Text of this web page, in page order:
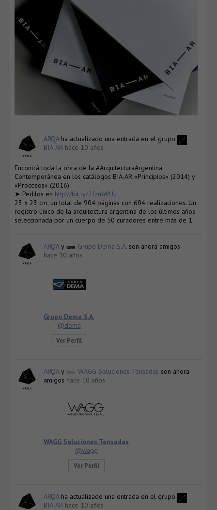
ARQAha actualizado una entrada en el grupo
BIA-AR hace 10 años
Encontrá toda la obra de la #ArquitecturaArgentina
Contemporánea en los catálogos BIA-AR «Principios» (2014) y
«Procesos» (2016)
➤ Pedilos en http://bit.ly/2fzmWUu
23 x 23 cm, un total de 904 páginas con 604 realizaciones. Un
registro único de la arquitectura argentina de los últimos años
seleccionada por un cuerpo de 50 curadores entre más de 1…
ARQAy Grupo Dema S.A. son ahora amigos
hace 10 años
Grupo Dema S.A.
@dema
Ver Perfil
ARQAy WAGG Soluciones Tensadas son ahora
amigos hace 10 años
WAGG Soluciones Tensadas
@wagg
Ver Perfil
ARQAha actualizado una entrada en el grupo
BIA-AR hace 10 años